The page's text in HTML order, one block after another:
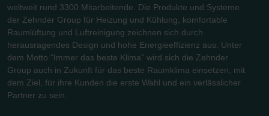
weltweit rund 3300 Mitarbeitende. Die Produkte und Systeme
der Zehnder Group für Heizung und Kühlung, komfortable
Raumlüftung und Luftreinigung zeichnen sich durch
herausragendes Design und hohe Energieeffizienz aus. Unter
dem Motto "Immer das beste Klima" wird sich die Zehnder
Group auch in Zukunft für das beste Raumklima einsetzen, mit
dem Ziel, für ihre Kunden die erste Wahl und ein verlässlicher
Partner zu sein.